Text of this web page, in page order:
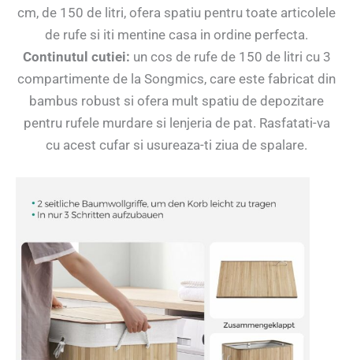
cm, de 150 de litri, ofera spatiu pentru toate articolele
de rufe si iti mentine casa in ordine perfecta.
Continutul cutiei: un cos de rufe de 150 de litri cu 3
compartimente de la Songmics, care este fabricat din
bambus robust si ofera mult spatiu de depozitare
pentru rufele murdare si lenjeria de pat. Rasfatati-va
cu acest cufar si usureaza-ti ziua de spalare.